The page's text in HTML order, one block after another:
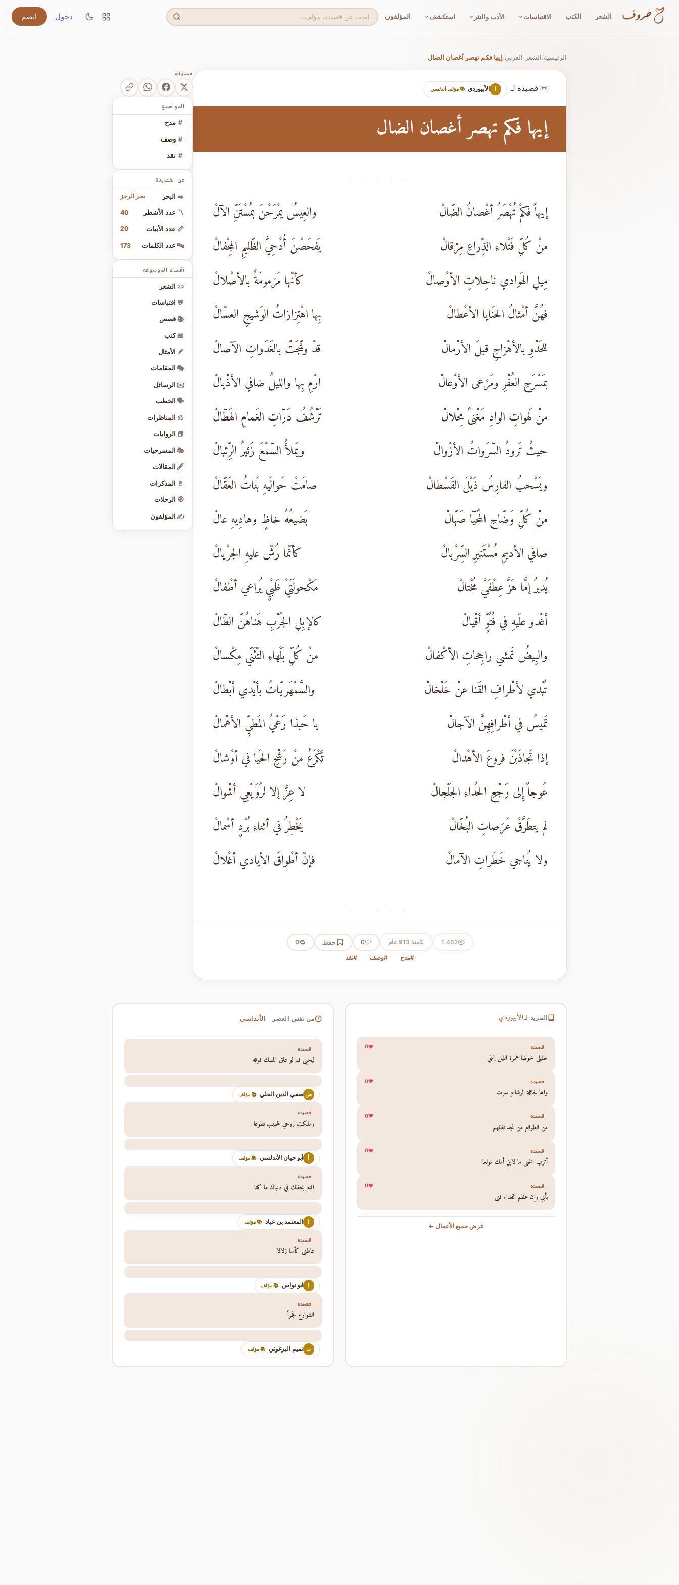
الشعر الكتب الاقتباسات الأدب والنثر استكشف المؤلفون دخول انضم
الرئيسية/الشعر العربي/إيها فكم تهصر أغصان الضال
📜 قصيدة لـ ا الأبيوردي 📚 مؤلف أندلسي
إيها فكم تهصر أغصان الضال
· · · · ·
إيهاً فكمْ تُهْصَرُ أغْصانُ الضّالْ
والعِيسُ يمْرَحْنَ بمُسْتَنِّ الآلْ
منْ كُلِّ فَتْلاءِ الذِّراعِ مِرْقالْ
يَفحَصْنَ أُدْحِيَّ الظّليمِ المِجْفالْ
مِيلِ الهَوادي ناحِلاتِ الأوْصالْ
كأنّها مَزمومَةٌ بالأصْلالْ
فهُنَّ أمْثالُ الحَنايا الأعْطالْ
بِها اهْتِزازاتُ الوَشيجِ العسّالْ
للحَدْوِ بالأهْزاجِ قبلَ الأرْمالْ
قدْ وشّجَتْ بالغَدَواتِ الآصالْ
بمَسْرَحِ العُفْرِ ومَرْعى الأوْعالْ
ارْمِ بِها والليلُ ضافي الأذْيالْ
منْ لَهواتِ الوادِ مَغْنىً مِحْلالْ
تَرْشُفُ دَرّاتِ الغَمامِ الهَطّالْ
حيثُ تَرودُ السّرَواتُ الأزْوالْ
ويَملأُ السّمْعَ زَئيرُ الرِّئبالْ
ويَسْحبُ الفارِسُ ذَيْلَ القَسْطالْ
صامَتْ حَوالَيهِ بَناتُ العَقّالْ
منْ كُلِّ وَضّاحِ المُحَيّا صَهّالْ
بَضيعُهُ خاظٍ وهادِيهِ عالْ
صافي الأديمِ مُسْتَنيرِ السِّرْبالْ
كأنّما رُشّ عليهِ الجرْيالْ
يُديرُ إمَّا هَزَّ عِطْفَيْ مُخْتالْ
مَكْحولَتَيْ ظَبْيٍ يُراعي أطْفالْ
أغْدو علَيهِ في فُتُوٍّ أقْيالْ
كالإبِلِ الجُرْبِ هَناهُنّ الطّالْ
والبِيضُ تَمشي راجِحاتِ الأكْفالْ
منْ كُلِّ بَلْهاءِ التّثَنّي مِكْسالْ
تُبْدي لأطْرافِ القَنا عنْ خَلْخالْ
والسَّمْهَريّاتُ بأيْدي أبْطالْ
تَميسُ في أطْرافِهِنَّ الآجالْ
يا حَبذا رَعْيُ المَطيِّ الأهْمالْ
إذا تَجاذَبْنَ فروعَ الأهْدالْ
تَكْرَعُ منْ رَشْحِ الحَيا في أوْشالْ
عُوجاً إِلى رَجْعِ الحُداءِ الجَلْجالْ
لا عِزَّ إلا لرُوَيْعِي أشْوالْ
لم يتطَرَّقْ عَرَصاتِ البُخّالْ
يَخْطِرُ في أثناءِ بُرْدٍ أسْمالْ
ولا يُناجي خَطَراتِ الآمالْ
فإنّ أطْواقَ الأيادي أغْلالْ
· · · · ·
1,452
⏳منذ 913 عام 🤍
0 حفظ 🔁
0
#مدح #وصف #نقد
مشاركة
المواضيع
# مدح
# وصف
# نقد
عن القصيدة
✒️ البحر بحر الرجز
〽️ عدد الأشطر 40
📏 عدد الأبيات 20
🔤 عدد الكلمات 173
أقسام الموسوعة
📜 الشعر
💬 اقتباسات
📚 قصص
📖 كتب
🪶 الأمثال
🎭 المقامات
✉️ الرسائل
🗣️ الخطب
⚖️ المناظرات
📕 الروايات
🎭 المسرحيات
🖋️ المقالات
📓 المذكرات
🧭 الرحلات
✍️ المؤلفون
المزيد لـالأبيوردي
قصيدة 0
خليلي خوضا غمرة الليل إنني
قصيدة 0
واها لجائلة الوشاح سرت
قصيدة 0
من الطوالع من نجد تظلهم
قصيدة 0
أترب الخنى ما لابن أمك مولعا
قصيدة 0
بأبي وإن عظم الفداء فتى
عرض جميع الأعمال ←
من نفس العصر الأندلسي
قصيدة
ليحيى فم لو علق المسك فوقه
ص صفي الدين الحلي 📚 مؤلف
قصيدة
وملكت روحي للحبيب تطوعا
أ أبو حيان الأندلسي 📚 مؤلف
قصيدة
اقنع بحظك في دنياك ما كانا
ا المعتمد بن عباد 📚 مؤلف
قصيدة
عاطني كأسا زلالا
ا ابو نواس 📚 مؤلف
قصيدة
الشوارع فجراً
ت تميم البرغوثي 📚 مؤلف